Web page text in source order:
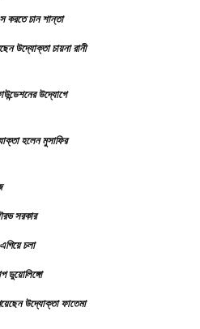
করতে চান শান্তা
উদ্যোক্তা চায়না রানী
উদ্যোগে
হলেন মুসাফির
সরকার
চলা
ডুয়োলিঙ্গো
উদ্যোক্তা ফাতেমা